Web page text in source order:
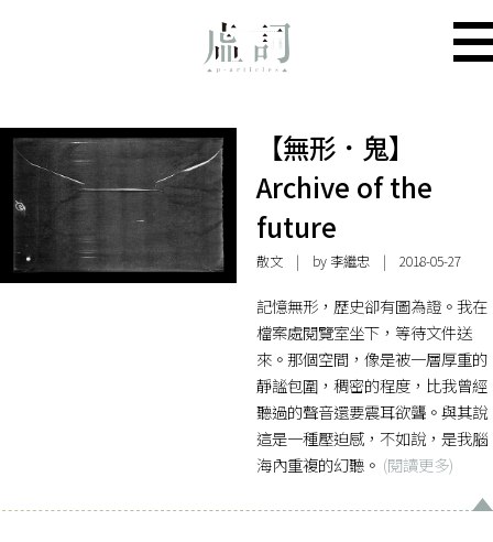
【無形．鬼】
Archive of the
future
散文| by 李繼忠| 2018-05-27
記憶無形，歷史卻有圖為證。我在
檔案處閱覽室坐下，等待文件送
來。那個空間，像是被一層厚重的
靜謐包圍，稠密的程度，比我曾經
聽過的聲音還要震耳欲聾。與其說
這是一種壓迫感，不如說，是我腦
海內重複的幻聽。 (閱讀更多)